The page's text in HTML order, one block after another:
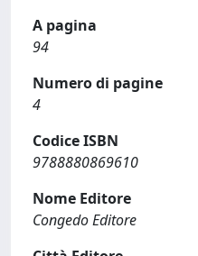
A pagina
94
Numero di pagine
4
Codice ISBN
9788880869610
Nome Editore
Congedo Editore